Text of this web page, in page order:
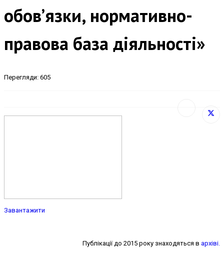
обов’язки, нормативно-
правова база діяльності»
Перегляди: 605
Завантажити
Публікації до 2015 року знаходяться в архіві.